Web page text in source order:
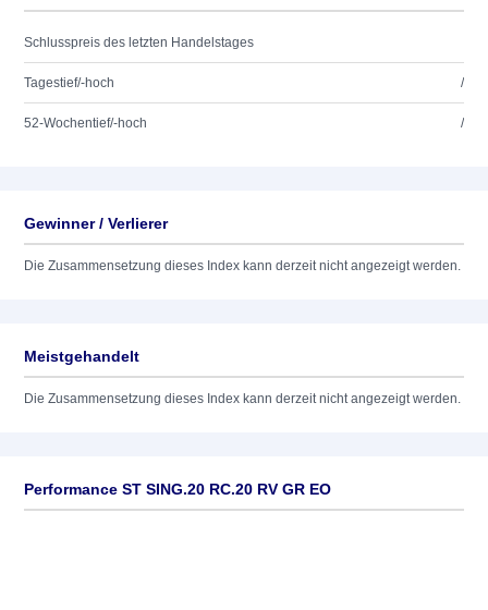
Schlusspreis des letzten Handelstages
Tagestief/-hoch /
52-Wochentief/-hoch /
Gewinner / Verlierer
Die Zusammensetzung dieses Index kann derzeit nicht angezeigt werden.
Meistgehandelt
Die Zusammensetzung dieses Index kann derzeit nicht angezeigt werden.
Performance ST SING.20 RC.20 RV GR EO